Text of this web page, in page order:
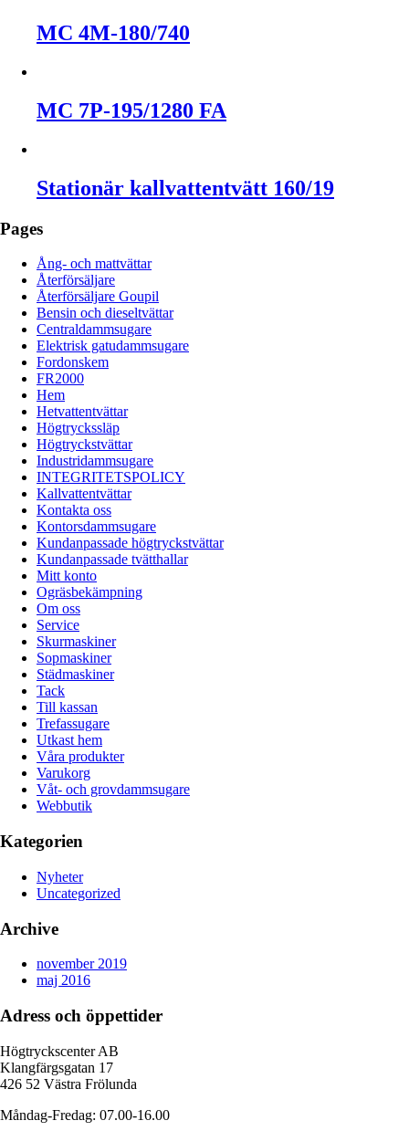
MC 4M-180/740
MC 7P-195/1280 FA
Stationär kallvattentvätt 160/19
Pages
Ång- och mattvättar
Återförsäljare
Återförsäljare Goupil
Bensin och dieseltvättar
Centraldammsugare
Elektrisk gatudammsugare
Fordonskem
FR2000
Hem
Hetvattentvättar
Högtryckssläp
Högtryckstvättar
Industridammsugare
INTEGRITETSPOLICY
Kallvattentvättar
Kontakta oss
Kontorsdammsugare
Kundanpassade högtryckstvättar
Kundanpassade tvätthallar
Mitt konto
Ogräsbekämpning
Om oss
Service
Skurmaskiner
Sopmaskiner
Städmaskiner
Tack
Till kassan
Trefassugare
Utkast hem
Våra produkter
Varukorg
Våt- och grovdammsugare
Webbutik
Kategorien
Nyheter
Uncategorized
Archive
november 2019
maj 2016
Adress och öppettider
Högtryckscenter AB
Klangfärgsgatan 17
426 52 Västra Frölunda
Måndag-Fredag: 07.00-16.00